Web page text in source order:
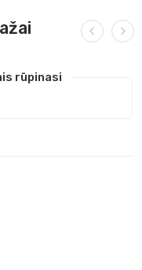
rūpinasi